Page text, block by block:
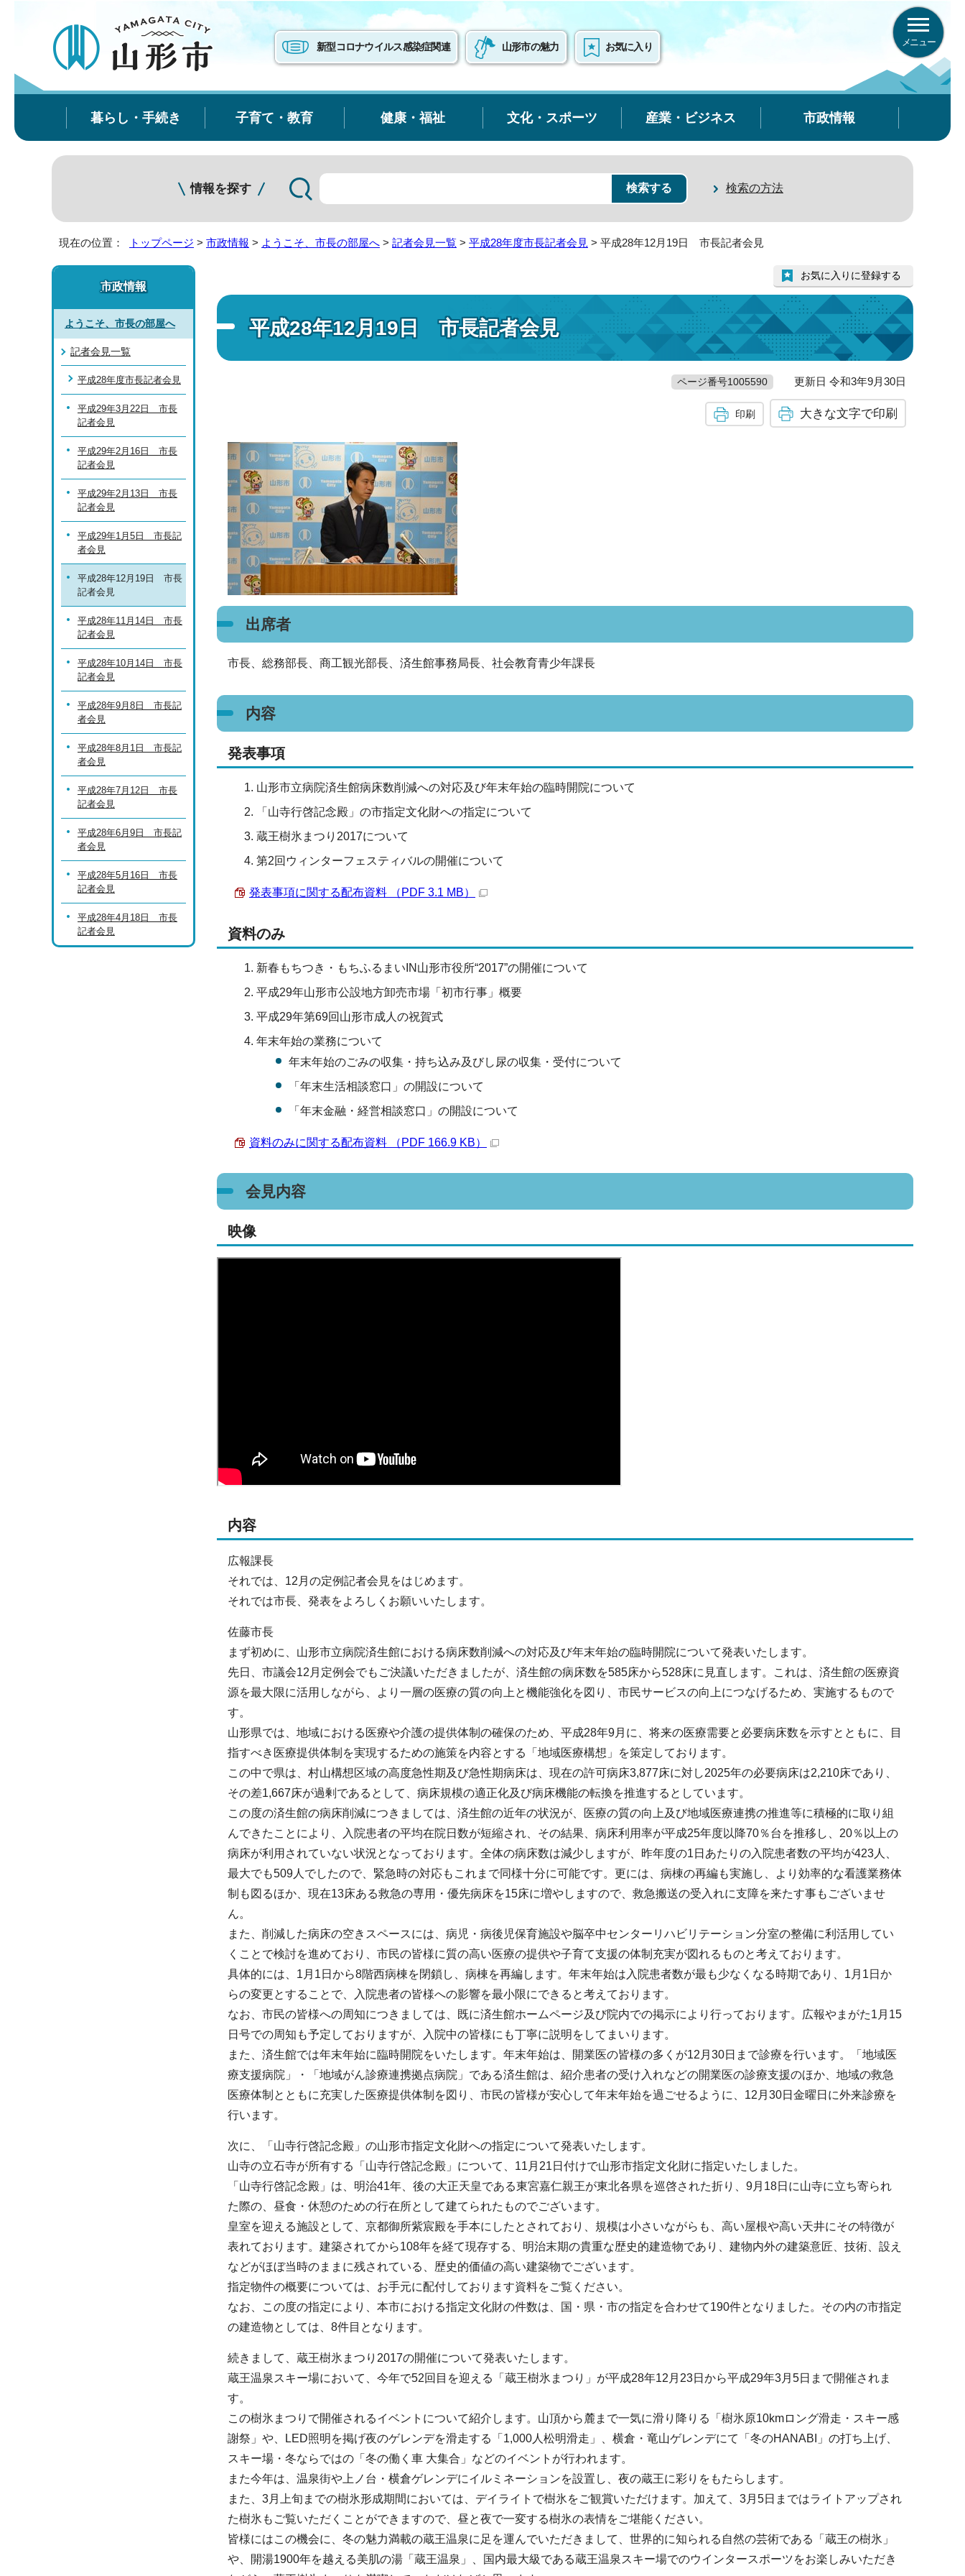
新型コロナウイルス感染症関連 山形市の魅力 お気に入り メニュー
暮らし・手続き 子育て・教育 健康・福祉 文化・スポーツ 産業・ビジネス 市政情報
情報を探す 検索の方法
現在の位置： トップページ > 市政情報 > ようこそ、市長の部屋へ > 記者会見一覧 > 平成28年度市長記者会見 > 平成28年12月19日 市長記者会見
平成28年12月19日 市長記者会見
お気に入りに登録する
ページ番号1005590 更新日 令和3年9月30日
印刷 大きな文字で印刷
出席者
市長、総務部長、商工観光部長、済生館事務局長、社会教育青少年課長
内容
発表事項
山形市立病院済生館病床数削減への対応及び年末年始の臨時開院について
「山寺行啓記念殿」の市指定文化財への指定について
蔵王樹氷まつり2017について
第2回ウィンターフェスティバルの開催について
発表事項に関する配布資料 （PDF 3.1 MB）
資料のみ
新春もちつき・もちふるまいIN山形市役所“2017”の開催について
平成29年山形市公設地方卸売市場「初市行事」概要
平成29年第69回山形市成人の祝賀式
年末年始の業務について
年末年始のごみの収集・持ち込み及びし尿の収集・受付について
「年末生活相談窓口」の開設について
「年末金融・経営相談窓口」の開設について
資料のみに関する配布資料 （PDF 166.9 KB）
会見内容
映像
内容
広報課長
それでは、12月の定例記者会見をはじめます。
それでは市長、発表をよろしくお願いいたします。
佐藤市長
まず初めに、山形市立病院済生館における病床数削減への対応及び年末年始の臨時開院について発表いたします。
先日、市議会12月定例会でもご決議いただきましたが、済生館の病床数を585床から528床に見直します。これは、済生館の医療資
源を最大限に活用しながら、より一層の医療の質の向上と機能強化を図り、市民サービスの向上につなげるため、実施するもので
す。
山形県では、地域における医療や介護の提供体制の確保のため、平成28年9月に、将来の医療需要と必要病床数を示すとともに、目
指すべき医療提供体制を実現するための施策を内容とする「地域医療構想」を策定しております。
この中で県は、村山構想区域の高度急性期及び急性期病床は、現在の許可病床3,877床に対し2025年の必要病床は2,210床であり、
その差1,667床が過剰であるとして、病床規模の適正化及び病床機能の転換を推進するとしています。
この度の済生館の病床削減につきましては、済生館の近年の状況が、医療の質の向上及び地域医療連携の推進等に積極的に取り組
んできたことにより、入院患者の平均在院日数が短縮され、その結果、病床利用率が平成25年度以降70％台を推移し、20％以上の
病床が利用されていない状況となっております。全体の病床数は減少しますが、昨年度の1日あたりの入院患者数の平均が423人、
最大でも509人でしたので、緊急時の対応もこれまで同様十分に可能です。更には、病棟の再編も実施し、より効率的な看護業務体
制も図るほか、現在13床ある救急の専用・優先病床を15床に増やしますので、救急搬送の受入れに支障を来たす事もございませ
ん。
また、削減した病床の空きスペースには、病児・病後児保育施設や脳卒中センターリハビリテーション分室の整備に利活用してい
くことで検討を進めており、市民の皆様に質の高い医療の提供や子育て支援の体制充実が図れるものと考えております。
具体的には、1月1日から8階西病棟を閉鎖し、病棟を再編します。年末年始は入院患者数が最も少なくなる時期であり、1月1日か
らの変更とすることで、入院患者の皆様への影響を最小限にできると考えております。
なお、市民の皆様への周知につきましては、既に済生館ホームページ及び院内での掲示により行っております。広報やまがた1月15
日号での周知も予定しておりますが、入院中の皆様にも丁寧に説明をしてまいります。
また、済生館では年末年始に臨時開院をいたします。年末年始は、開業医の皆様の多くが12月30日まで診療を行います。「地域医
療支援病院」・「地域がん診療連携拠点病院」である済生館は、紹介患者の受け入れなどの開業医の診療支援のほか、地域の救急
医療体制とともに充実した医療提供体制を図り、市民の皆様が安心して年末年始を過ごせるように、12月30日金曜日に外来診療を
行います。
次に、「山寺行啓記念殿」の山形市指定文化財への指定について発表いたします。
山寺の立石寺が所有する「山寺行啓記念殿」について、11月21日付けで山形市指定文化財に指定いたしました。
「山寺行啓記念殿」は、明治41年、後の大正天皇である東宮嘉仁親王が東北各県を巡啓された折り、9月18日に山寺に立ち寄られ
た際の、昼食・休憩のための行在所として建てられたものでございます。
皇室を迎える施設として、京都御所紫宸殿を手本にしたとされており、規模は小さいながらも、高い屋根や高い天井にその特徴が
表れております。建築されてから108年を経て現存する、明治末期の貴重な歴史的建造物であり、建物内外の建築意匠、技術、設え
などがほぼ当時のままに残されている、歴史的価値の高い建築物でございます。
指定物件の概要については、お手元に配付しております資料をご覧ください。
なお、この度の指定により、本市における指定文化財の件数は、国・県・市の指定を合わせて190件となりました。その内の市指定
の建造物としては、8件目となります。
続きまして、蔵王樹氷まつり2017の開催について発表いたします。
蔵王温泉スキー場において、今年で52回目を迎える「蔵王樹氷まつり」が平成28年12月23日から平成29年3月5日まで開催されま
す。
この樹氷まつりで開催されるイベントについて紹介します。山頂から麓まで一気に滑り降りる「樹氷原10kmロング滑走・スキー感
謝祭」や、LED照明を掲げ夜のゲレンデを滑走する「1,000人松明滑走」、横倉・竜山ゲレンデにて「冬のHANABI」の打ち上げ、
スキー場・冬ならではの「冬の働く車 大集合」などのイベントが行われます。
また今年は、温泉街や上ノ台・横倉ゲレンデにイルミネーションを設置し、夜の蔵王に彩りをもたらします。
また、3月上旬までの樹氷形成期間においては、デイライトで樹氷をご観賞いただけます。加えて、3月5日まではライトアップされ
た樹氷もご覧いただくことができますので、昼と夜で一変する樹氷の表情をご堪能ください。
皆様にはこの機会に、冬の魅力満載の蔵王温泉に足を運んでいただきまして、世界的に知られる自然の芸術である「蔵王の樹氷」
や、開湯1900年を越える美肌の湯「蔵王温泉」、国内最大級である蔵王温泉スキー場でのウインタースポーツをお楽しみいただき
市政情報
ようこそ、市長の部屋へ
記者会見一覧
平成28年度市長記者会見
平成29年3月22日 市長
記者会見
平成29年2月16日 市長
記者会見
平成29年2月13日 市長
記者会見
平成29年1月5日 市長記
者会見
平成28年12月19日 市長
記者会見
平成28年11月14日 市長
記者会見
平成28年10月14日 市長
記者会見
平成28年9月8日 市長記
者会見
平成28年8月1日 市長記
者会見
平成28年7月12日 市長
記者会見
平成28年6月9日 市長記
者会見
平成28年5月16日 市長
記者会見
平成28年4月18日 市長
記者会見